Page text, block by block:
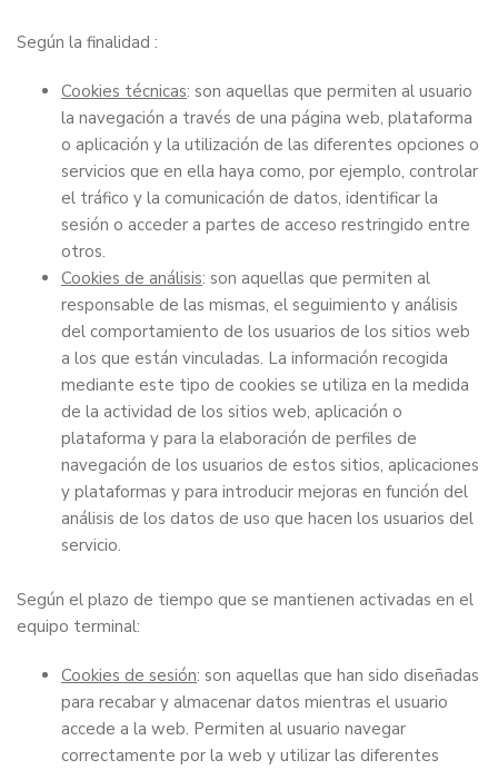
Según la finalidad :
Cookies técnicas: son aquellas que permiten al usuario
la navegación a través de una página web, plataforma
o aplicación y la utilización de las diferentes opciones o
servicios que en ella haya como, por ejemplo, controlar
el tráfico y la comunicación de datos, identificar la
sesión o acceder a partes de acceso restringido entre
otros.
Cookies de análisis: son aquellas que permiten al
responsable de las mismas, el seguimiento y análisis
del comportamiento de los usuarios de los sitios web
a los que están vinculadas. La información recogida
mediante este tipo de cookies se utiliza en la medida
de la actividad de los sitios web, aplicación o
plataforma y para la elaboración de perfiles de
navegación de los usuarios de estos sitios, aplicaciones
y plataformas y para introducir mejoras en función del
análisis de los datos de uso que hacen los usuarios del
servicio.
Según el plazo de tiempo que se mantienen activadas en el
equipo terminal:
Cookies de sesión: son aquellas que han sido diseñadas
para recabar y almacenar datos mientras el usuario
accede a la web. Permiten al usuario navegar
correctamente por la web y utilizar las diferentes